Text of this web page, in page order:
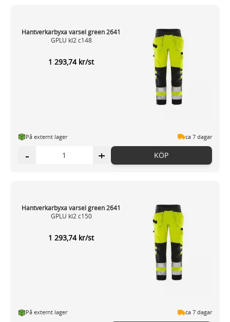
Hantverkarbyxa varsel green 2641
GPLU kl2 c148
1 293,74 kr/st
På externt lager ca 7 dagar
- + KÖP
Hantverkarbyxa varsel green 2641
GPLU kl2 c150
1 293,74 kr/st
På externt lager ca 7 dagar